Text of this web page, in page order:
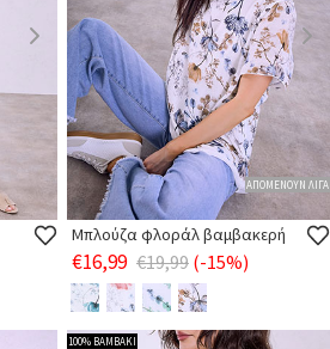
ΑΠΟΜΕΝΟΥΝ ΛΙΓΑ
Μπλούζα φλοράλ βαμβακερή
€16,99 €19,99 (-15%)
100% ΒΑΜΒΑΚΙ